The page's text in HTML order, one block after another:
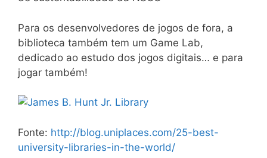
Para os desenvolvedores de jogos de fora, a
biblioteca também tem um Game Lab,
dedicado ao estudo dos jogos digitais… e para
jogar também!
Fonte: http://blog.uniplaces.com/25-best-
university-libraries-in-the-world/